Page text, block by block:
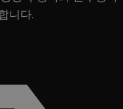
니다.